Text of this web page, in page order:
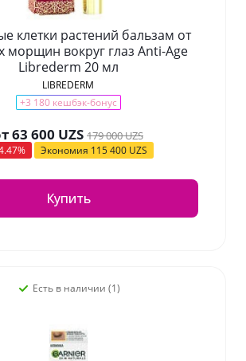
клетки растений бальзам от
морщин вокруг глаз Anti-Age
Librederm 20 мл
LIBREDERM
+3 180 кешбэк-бонус
63 600 UZS 179 000 UZS
Экономия 115 400 UZS
Купить
Есть в наличии (1)